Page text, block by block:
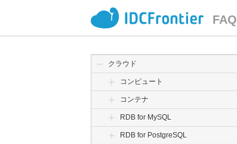
FAQ
クラウド
コンピュート
コンテナ
RDB for MySQL
RDB for PostgreSQL